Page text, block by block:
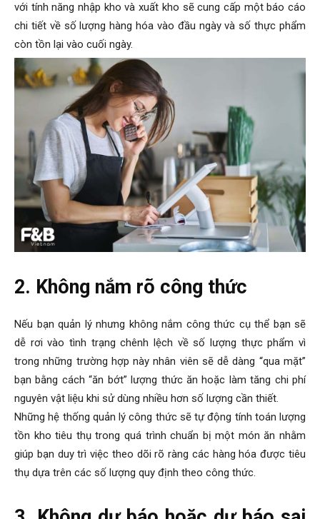
với tính năng nhập kho và xuất kho sẽ cung cấp một báo cáo
chi tiết về số lượng hàng hóa vào đầu ngày và số thực phẩm
còn tồn lại vào cuối ngày.
2. Không nắm rõ công thức
Nếu bạn quản lý nhưng không nắm công thức cụ thể bạn sẽ
dễ rơi vào tình trạng chênh lệch về số lượng thực phẩm vì
trong những trường hợp này nhân viên sẽ dễ dàng “qua mặt”
bạn bằng cách “ăn bớt” lượng thức ăn hoặc làm tăng chi phí
nguyên vật liệu khi sử dùng nhiều hơn số lượng cần thiết.
Những hệ thống quản lý công thức sẽ tự động tính toán lượng
tồn kho tiêu thụ trong quá trình chuẩn bị một món ăn nhằm
giúp bạn duy trì việc theo dõi rõ ràng các hàng hóa được tiêu
thụ dựa trên các số lượng quy định theo công thức.